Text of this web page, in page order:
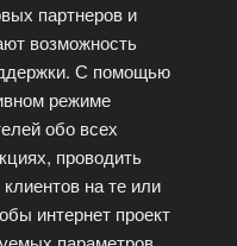
партнеров и
возможность
С помощью
режиме
обо всех
проводить
на те или
интернет проект